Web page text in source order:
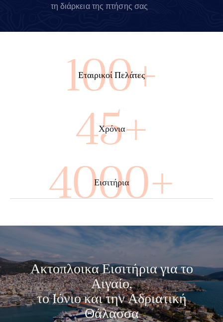
τη διάρκεια της πτήσης σας
100+
Εταιρικοί Πελάτες
45+
Χρόνια
4000+
Εισιτήρια
Ακτοπλοικα Εισιτήρια για το
Αιγαίο,
το Ιόνιο και την Αδριατική
Θάλασσα